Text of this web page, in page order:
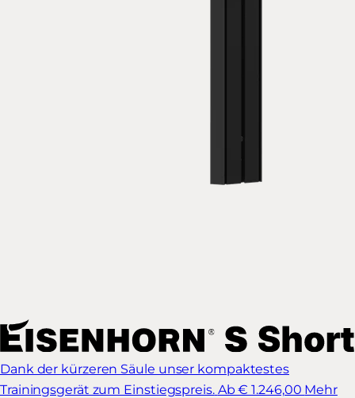
Dank der kürzeren Säule unser kompaktestes
Trainingsgerät zum Einstiegspreis. Ab € 1.246,00 Mehr